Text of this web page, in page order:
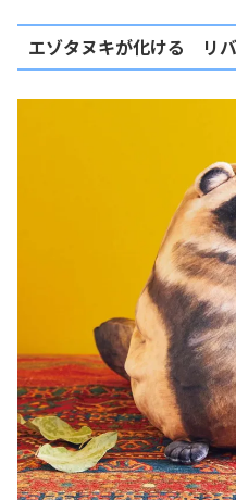
エゾタヌキが化ける リ